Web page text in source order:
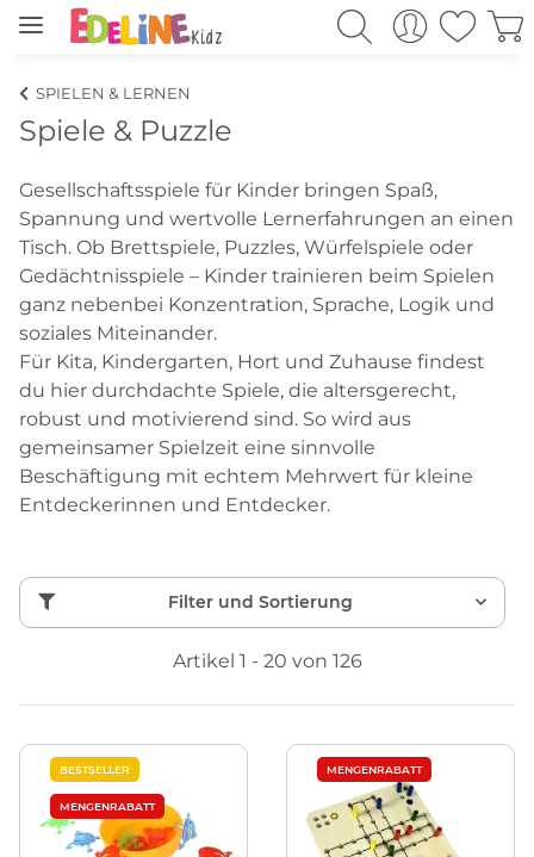
SPIELEN & LERNEN
Spiele & Puzzle
Gesellschaftsspiele für Kinder bringen Spaß,
Spannung und wertvolle Lernerfahrungen an einen
Tisch. Ob Brettspiele, Puzzles, Würfelspiele oder
Gedächtnisspiele – Kinder trainieren beim Spielen
ganz nebenbei Konzentration, Sprache, Logik und
soziales Miteinander.
Für Kita, Kindergarten, Hort und Zuhause findest
du hier durchdachte Spiele, die altersgerecht,
robust und motivierend sind. So wird aus
gemeinsamer Spielzeit eine sinnvolle
Beschäftigung mit echtem Mehrwert für kleine
Entdeckerinnen und Entdecker.
Filter und Sortierung
Artikel 1 - 20 von 126
BESTSELLER
MENGENRABATT
MENGENRABATT